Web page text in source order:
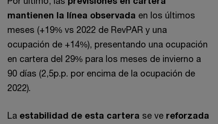
mantienen la línea observada en los últimos
meses (+19% vs 2022 de RevPAR y una
ocupación de +14%), presentando una ocupación
en cartera del 29% para los meses de invierno a
90 días (2,5p.p. por encima de la ocupación de
2022).
La estabilidad de esta cartera se ve reforzada